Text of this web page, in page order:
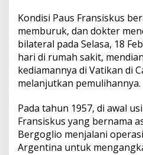
Kondisi Paus Fransiskus
memburuk, dan dokter
bilateral pada Selasa, 18
hari di rumah sakit,
kediamannya di Vatikan di
melanjutkan pemulihannya.
Pada tahun 1957, di awal
Fransiskus yang bernama
Bergoglio menjalani
Argentina untuk